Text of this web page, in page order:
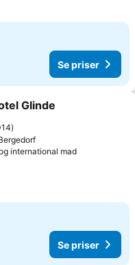
Se priser
favoritter
Glinde
international mad
Se priser